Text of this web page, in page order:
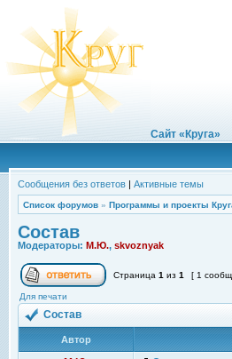
Сайт «Круга»
Сообщения без ответов | Активные темы
Список форумов » Программы и проекты
Состав
Модераторы: М.Ю., skvoznyak
Страница 1 из 1 [ 1
Для печати
Состав
Автор